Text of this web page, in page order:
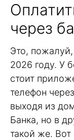
через
Это,
2026 году. У
стоит
телефон
выходя из
Банка, но в
такой же. Вот